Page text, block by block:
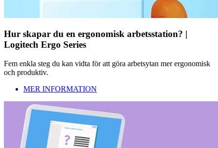
Hur skapar du en ergonomisk arbetsstation? |
Logitech Ergo Series
Fem enkla steg du kan vidta för att göra arbetsytan mer ergonomisk
och produktiv.
MER INFORMATION